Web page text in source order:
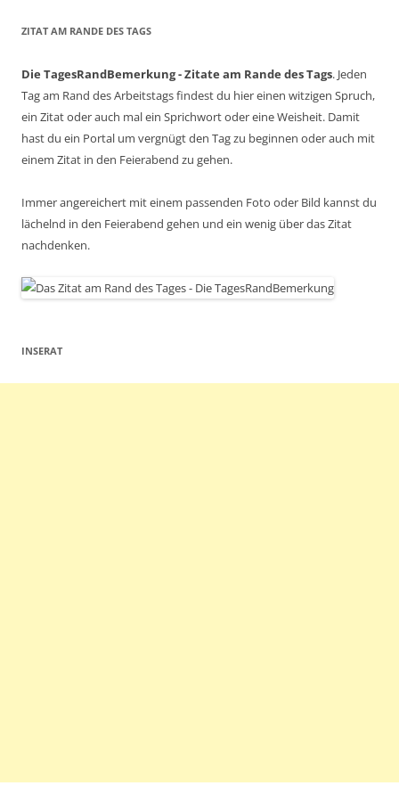
ZITAT AM RANDE DES TAGS
Die TagesRandBemerkung - Zitate am Rande des Tags. Jeden
Tag am Rand des Arbeitstags findest du hier einen witzigen Spruch,
ein Zitat oder auch mal ein Sprichwort oder eine Weisheit. Damit
hast du ein Portal um vergnügt den Tag zu beginnen oder auch mit
einem Zitat in den Feierabend zu gehen.
Immer angereichert mit einem passenden Foto oder Bild kannst du
lächelnd in den Feierabend gehen und ein wenig über das Zitat
nachdenken.
INSERAT